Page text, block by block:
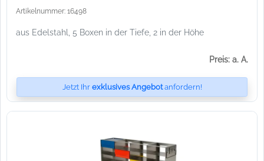
Artikelnummer: 16498
aus Edelstahl, 5 Boxen in der Tiefe, 2 in der Höhe
Preis: a. A.
Jetzt Ihr exklusives Angebotanfordern!